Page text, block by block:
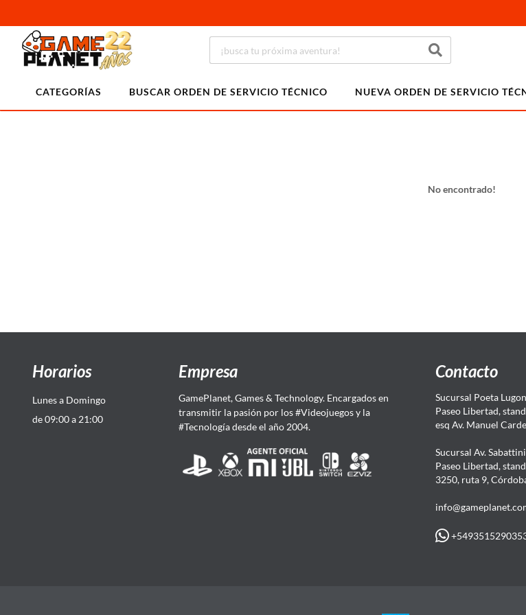
CATEGORÍAS BUSCAR ORDEN DE SERVICIO TÉCNICO NUEVA ORDEN DE SERVICIO
No encontrado!
Horarios
Lunes a Domingo
de 09:00 a 21:00
Empresa
GamePlanet, Games & Technology. Encargados en
transmitir la pasión por los #Videojuegos y la
#Tecnología desde el año 2004.
Contacto
Sucursal Poeta
Paseo Libertad,
esq Av. Manuel
Sucursal Av.
Paseo Libertad,
3250, ruta 9,